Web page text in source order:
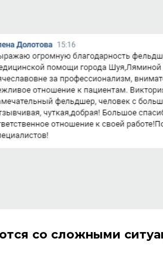
со сложными